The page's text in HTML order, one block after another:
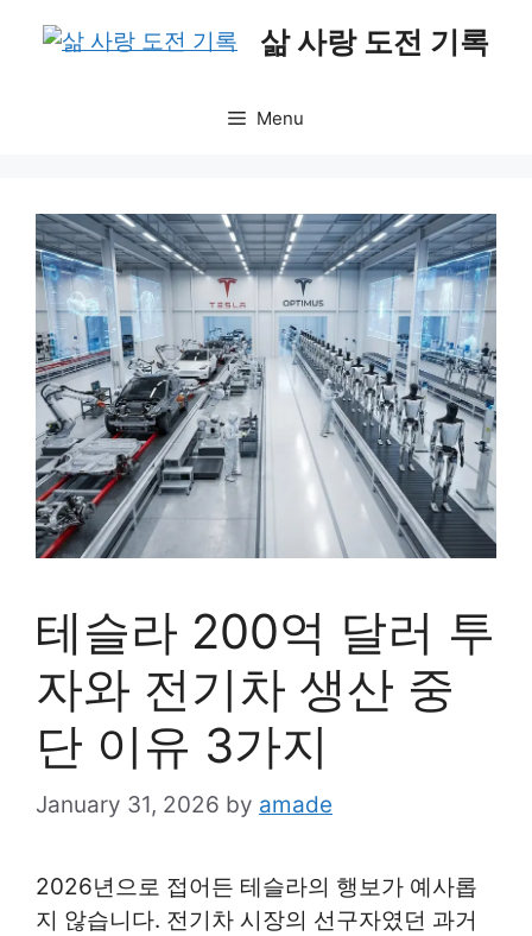
삶 사랑 도전 기록
Menu
테슬라 200억 달러 투
자와 전기차 생산 중
단 이유 3가지
January 31, 2026 by amade
2026년으로 접어든 테슬라의 행보가 예사롭
지 않습니다. 전기차 시장의 선구자였던 과거